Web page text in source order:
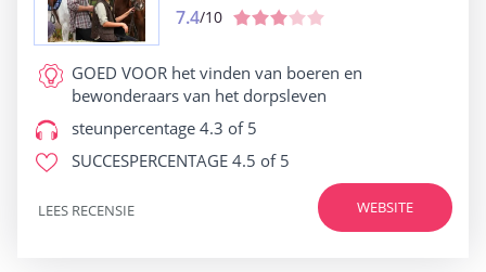
7.4/10
GOED VOOR het vinden van boeren en
bewonderaars van het dorpsleven
steunpercentage 4.3 of 5
SUCCESPERCENTAGE 4.5 of 5
WEBSITE
LEES RECENSIE